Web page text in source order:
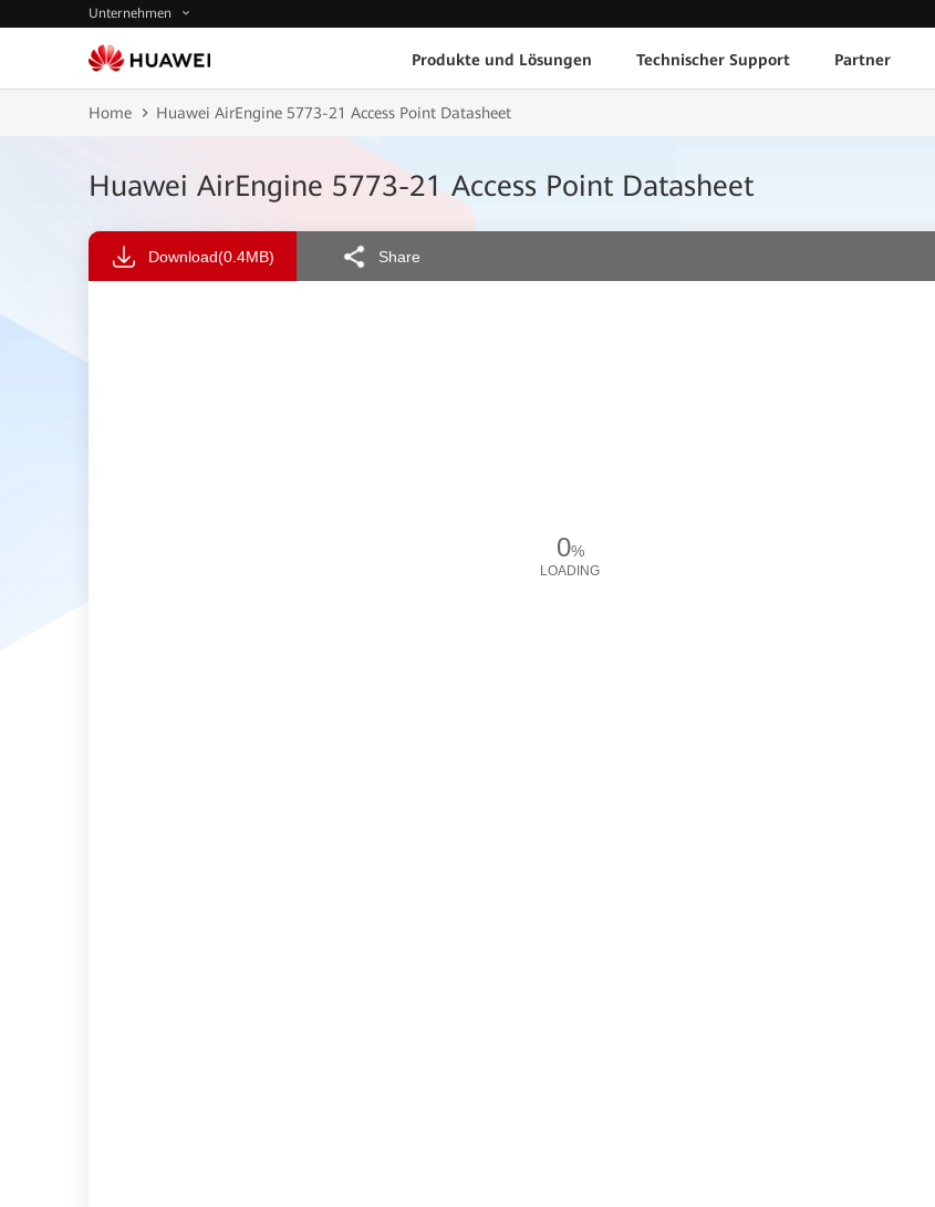
Unternehmen
Produkte und Lösungen Technischer Support Partner
Home Huawei AirEngine 5773-21 Access Point Datasheet
Huawei AirEngine 5773-21 Access Point Datasheet
Download(0.4MB) Share
0%
LOADING